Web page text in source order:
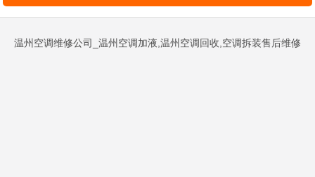
温州空调维修公司_温州空调加液,温州空调回收,空调拆装售后维修